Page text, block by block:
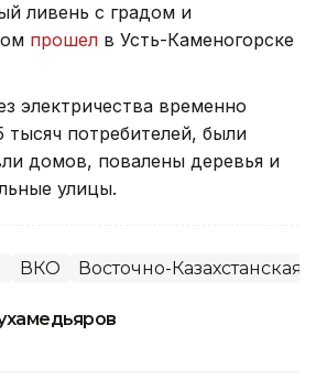
ливень с градом и
прошел в Усть-Каменогорске
электричества временно
тысяч потребителей, были
домов, повалены деревья и
улицы.
ВКО Восточно-Казахстанская